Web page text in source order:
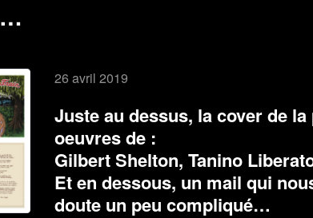
26 avril 2019
Juste au dessus, la cover de
oeuvres de :
Gilbert Shelton, Tanino
Et en dessous, un mail qui
doute un peu compliqué…